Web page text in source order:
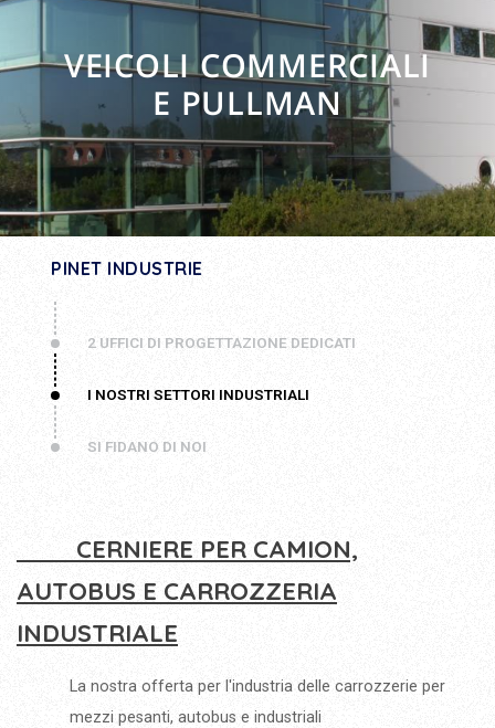
VEICOLI COMMERCIALI
E PULLMAN
PINET INDUSTRIE
2 UFFICI DI PROGETTAZIONE DEDICATI
I NOSTRI SETTORI INDUSTRIALI
SI FIDANO DI NOI
CERNIERE PER CAMION,
AUTOBUS E CARROZZERIA
INDUSTRIALE
La nostra offerta per l'industria delle carrozzerie per
mezzi pesanti, autobus e industriali